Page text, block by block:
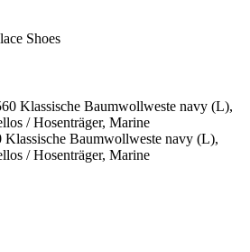
Baumwollweste navy (L),
/ Hosenträger, Marine